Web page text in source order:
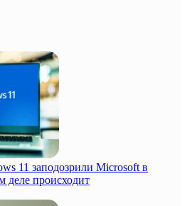
11 заподозрили Microsoft в
деле происходит